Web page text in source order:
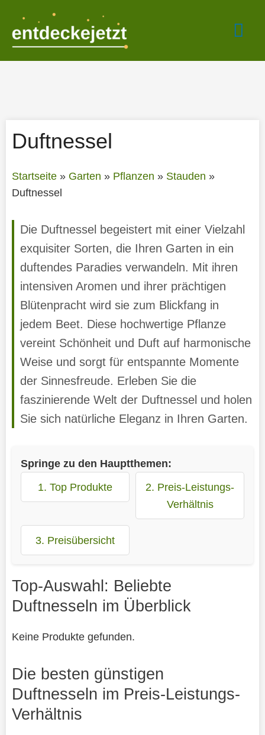
springen
Duftnessel
Startseite» Garten » Pflanzen » Stauden »
Duftnessel
Die Duftnessel begeistert mit einer Vielzahl
exquisiter Sorten, die Ihren Garten in ein
duftendes Paradies verwandeln. Mit ihren
intensiven Aromen und ihrer prächtigen
Blütenpracht wird sie zum Blickfang in
jedem Beet. Diese hochwertige Pflanze
vereint Schönheit und Duft auf harmonische
Weise und sorgt für entspannte Momente
der Sinnesfreude. Erleben Sie die
faszinierende Welt der Duftnessel und holen
Sie sich natürliche Eleganz in Ihren Garten.
Springe zu den Hauptthemen:
1. Top Produkte
2. Preis-Leistungs-
Verhältnis
3. Preisübersicht
Top-Auswahl: Beliebte
Duftnesseln im Überblick
Keine Produkte gefunden.
Die besten günstigen
Duftnesseln im Preis-Leistungs-
Verhältnis